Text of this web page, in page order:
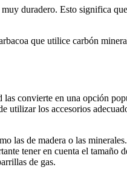
duradero. Esto significa
que utilice carbón
convierte en una opción
utilizar los accesorios
las de madera o las
tener en cuenta el tamaño
de gas.